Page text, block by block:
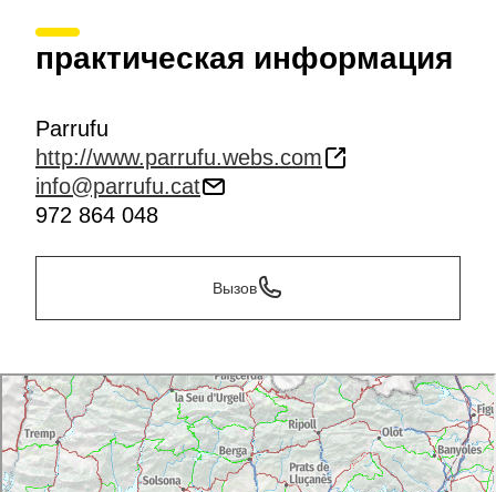
практическая информация
Parrufu
http://www.parrufu.webs.com
info@parrufu.cat
972 864 048
Вызов